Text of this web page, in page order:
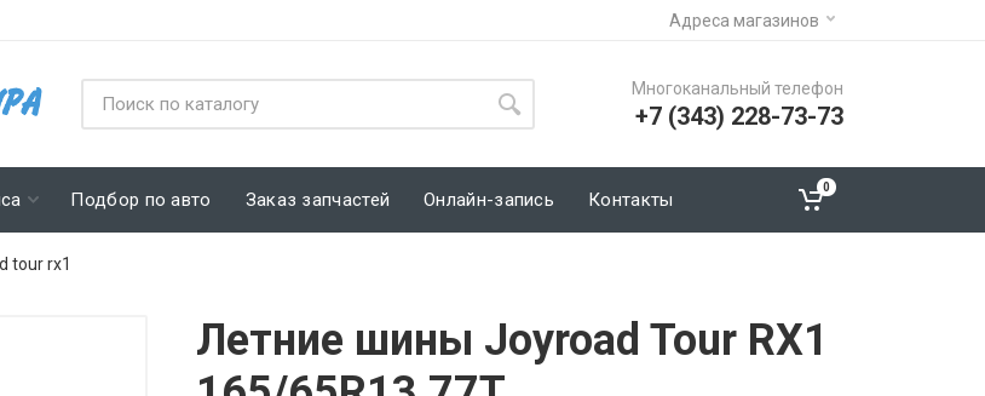
Адреса магазинов
Многоканальный телефон
+7 (343) 228-73-73
Подбор по авто Заказ запчастей Онлайн-запись Контакты
0
tour rx1
Летние шины Joyroad Tour RX1